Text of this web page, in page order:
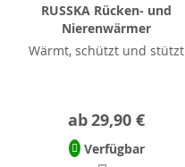
RUSSKA Rücken- und
Nierenwärmer
Wärmt, schützt und stützt
ab29,90 €
Verfügbar